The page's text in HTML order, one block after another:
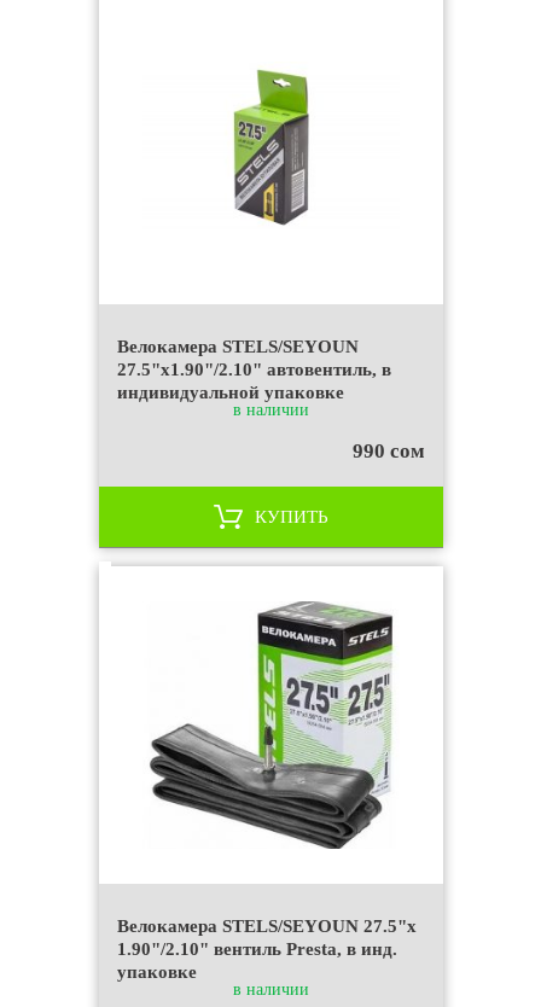
Велокамера STELS/SEYOUN
27.5"x1.90"/2.10" автовентиль, в
индивидуальной упаковке
в наличии
990 сом
КУПИТЬ
Велокамера STELS/SEYOUN 27.5"x
1.90"/2.10" вентиль Presta, в инд.
упаковке
в наличии